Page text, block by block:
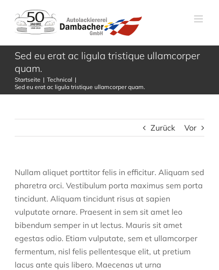
Inhalt
springen
Sed eu erat ac ligula tristique ullamcorper
quam.
Startseite
Technical
Sed eu erat ac ligula tristique ullamcorper quam.
Zurück Vor
Nullam aliquet porttitor felis in efficitur. Aliquam sed
pharetra orci. Vestibulum porta maximus sem porta
tincidunt. Aliquam tincidunt risus at sapien
vulputate ornare. Praesent in sem sit amet leo
bibendum semper in ut lectus. Mauris sit amet
egestas odio. Etiam vulputate, sem et ullamcorper
fermentum, nisl felis pellentesque elit, ut pretium
lacus ante quis libero. Maecenas ut urna